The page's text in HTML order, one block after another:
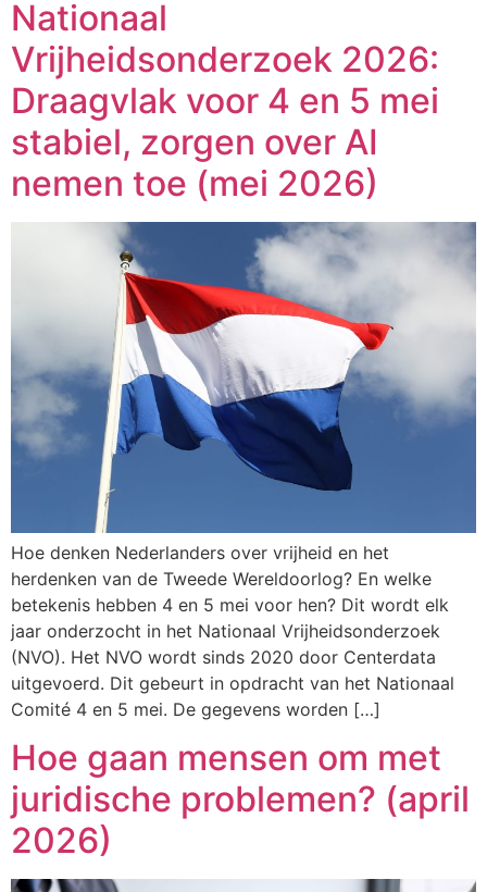
Nationaal
Vrijheidsonderzoek 2026:
Draagvlak voor 4 en 5 mei
stabiel, zorgen over AI
nemen toe (mei 2026)
Hoe denken Nederlanders over vrijheid en het
herdenken van de Tweede Wereldoorlog? En welke
betekenis hebben 4 en 5 mei voor hen? Dit wordt elk
jaar onderzocht in het Nationaal Vrijheidsonderzoek
(NVO). Het NVO wordt sinds 2020 door Centerdata
uitgevoerd. Dit gebeurt in opdracht van het Nationaal
Comité 4 en 5 mei. De gegevens worden […]
Hoe gaan mensen om met
juridische problemen? (april
2026)